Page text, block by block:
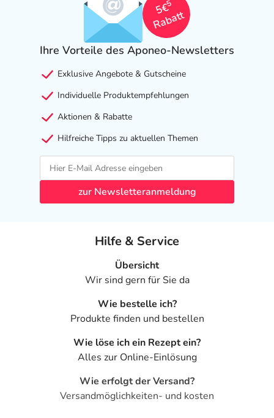
5€
5
Rabatt
Ihre Vorteile des Aponeo-Newsletters
Exklusive Angebote & Gutscheine
Individuelle Produktempfehlungen
Aktionen & Rabatte
Hilfreiche Tipps zu aktuellen Themen
zur Newsletteranmeldung
Hilfe & Service
Übersicht
Wir sind gern für Sie da
Wie bestelle ich?
Produkte finden und bestellen
Wie löse ich ein Rezept ein?
Alles zur Online-Einlösung
Wie erfolgt der Versand?
Versandmöglichkeiten- und kosten